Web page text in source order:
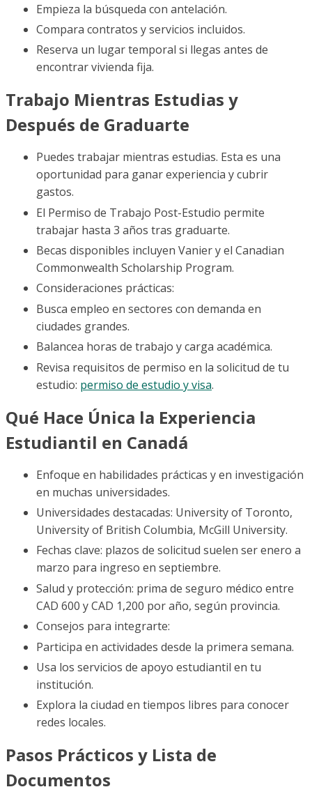
Empieza la búsqueda con antelación.
Compara contratos y servicios incluidos.
Reserva un lugar temporal si llegas antes de
encontrar vivienda fija.
Trabajo Mientras Estudias y
Después de Graduarte
Puedes trabajar mientras estudias. Esta es una
oportunidad para ganar experiencia y cubrir
gastos.
El Permiso de Trabajo Post-Estudio permite
trabajar hasta 3 años tras graduarte.
Becas disponibles incluyen Vanier y el Canadian
Commonwealth Scholarship Program.
Consideraciones prácticas:
Busca empleo en sectores con demanda en
ciudades grandes.
Balancea horas de trabajo y carga académica.
Revisa requisitos de permiso en la solicitud de tu
estudio: permiso de estudio y visa.
Qué Hace Única la Experiencia
Estudiantil en Canadá
Enfoque en habilidades prácticas y en investigación
en muchas universidades.
Universidades destacadas: University of Toronto,
University of British Columbia, McGill University.
Fechas clave: plazos de solicitud suelen ser enero a
marzo para ingreso en septiembre.
Salud y protección: prima de seguro médico entre
CAD 600 y CAD 1,200 por año, según provincia.
Consejos para integrarte:
Participa en actividades desde la primera semana.
Usa los servicios de apoyo estudiantil en tu
institución.
Explora la ciudad en tiempos libres para conocer
redes locales.
Pasos Prácticos y Lista de
Documentos